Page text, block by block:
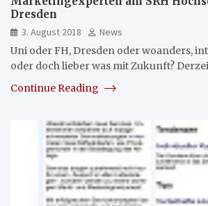
Dresden
3. August 2018
News
Uni oder FH, Dresden oder woanders,
oder doch lieber was mit Zukunft?
Continue Reading